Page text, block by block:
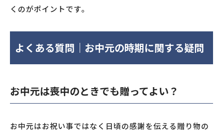
くのがポイントです。
よくある質問｜お中元の時期に関する疑問
お中元は喪中のときでも贈ってよい？
お中元はお祝い事ではなく日頃の感謝を伝える贈り物の